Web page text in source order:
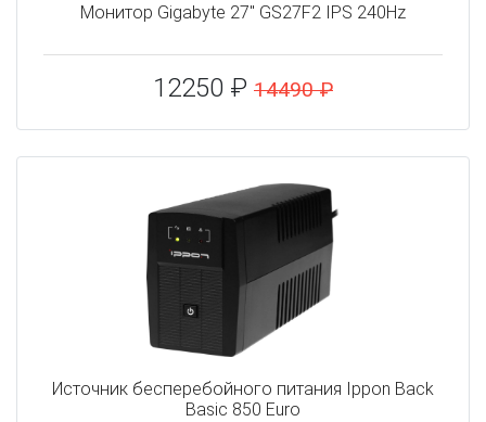
Монитор Gigabyte 27" GS27F2 IPS 240Hz
12250 ₽ 14490 ₽
Источник бесперебойного питания Ippon Back
Basic 850 Euro